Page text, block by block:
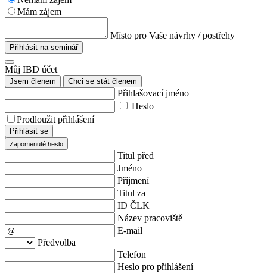
Mám zájem
Místo pro Vaše návrhy / postřehy
Přihlásit na seminář
Můj IBD účet
Jsem členem Chci se stát členem
Přihlašovací jméno
Heslo
Prodloužit přihlášení
Přihlásit se
Zapomenuté heslo
Titul před
Jméno
Příjmení
Titul za
ID ČLK
Název pracoviště
E-mail
Předvolba
Telefon
Heslo pro přihlášení